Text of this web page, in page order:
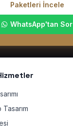
Paketleri İncele
WhatsApp'tan Sor